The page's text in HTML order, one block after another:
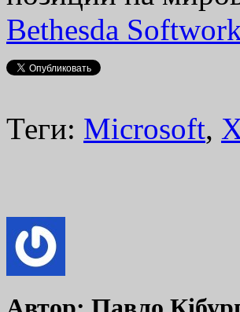
Bethesda
Теги: Microsoft,